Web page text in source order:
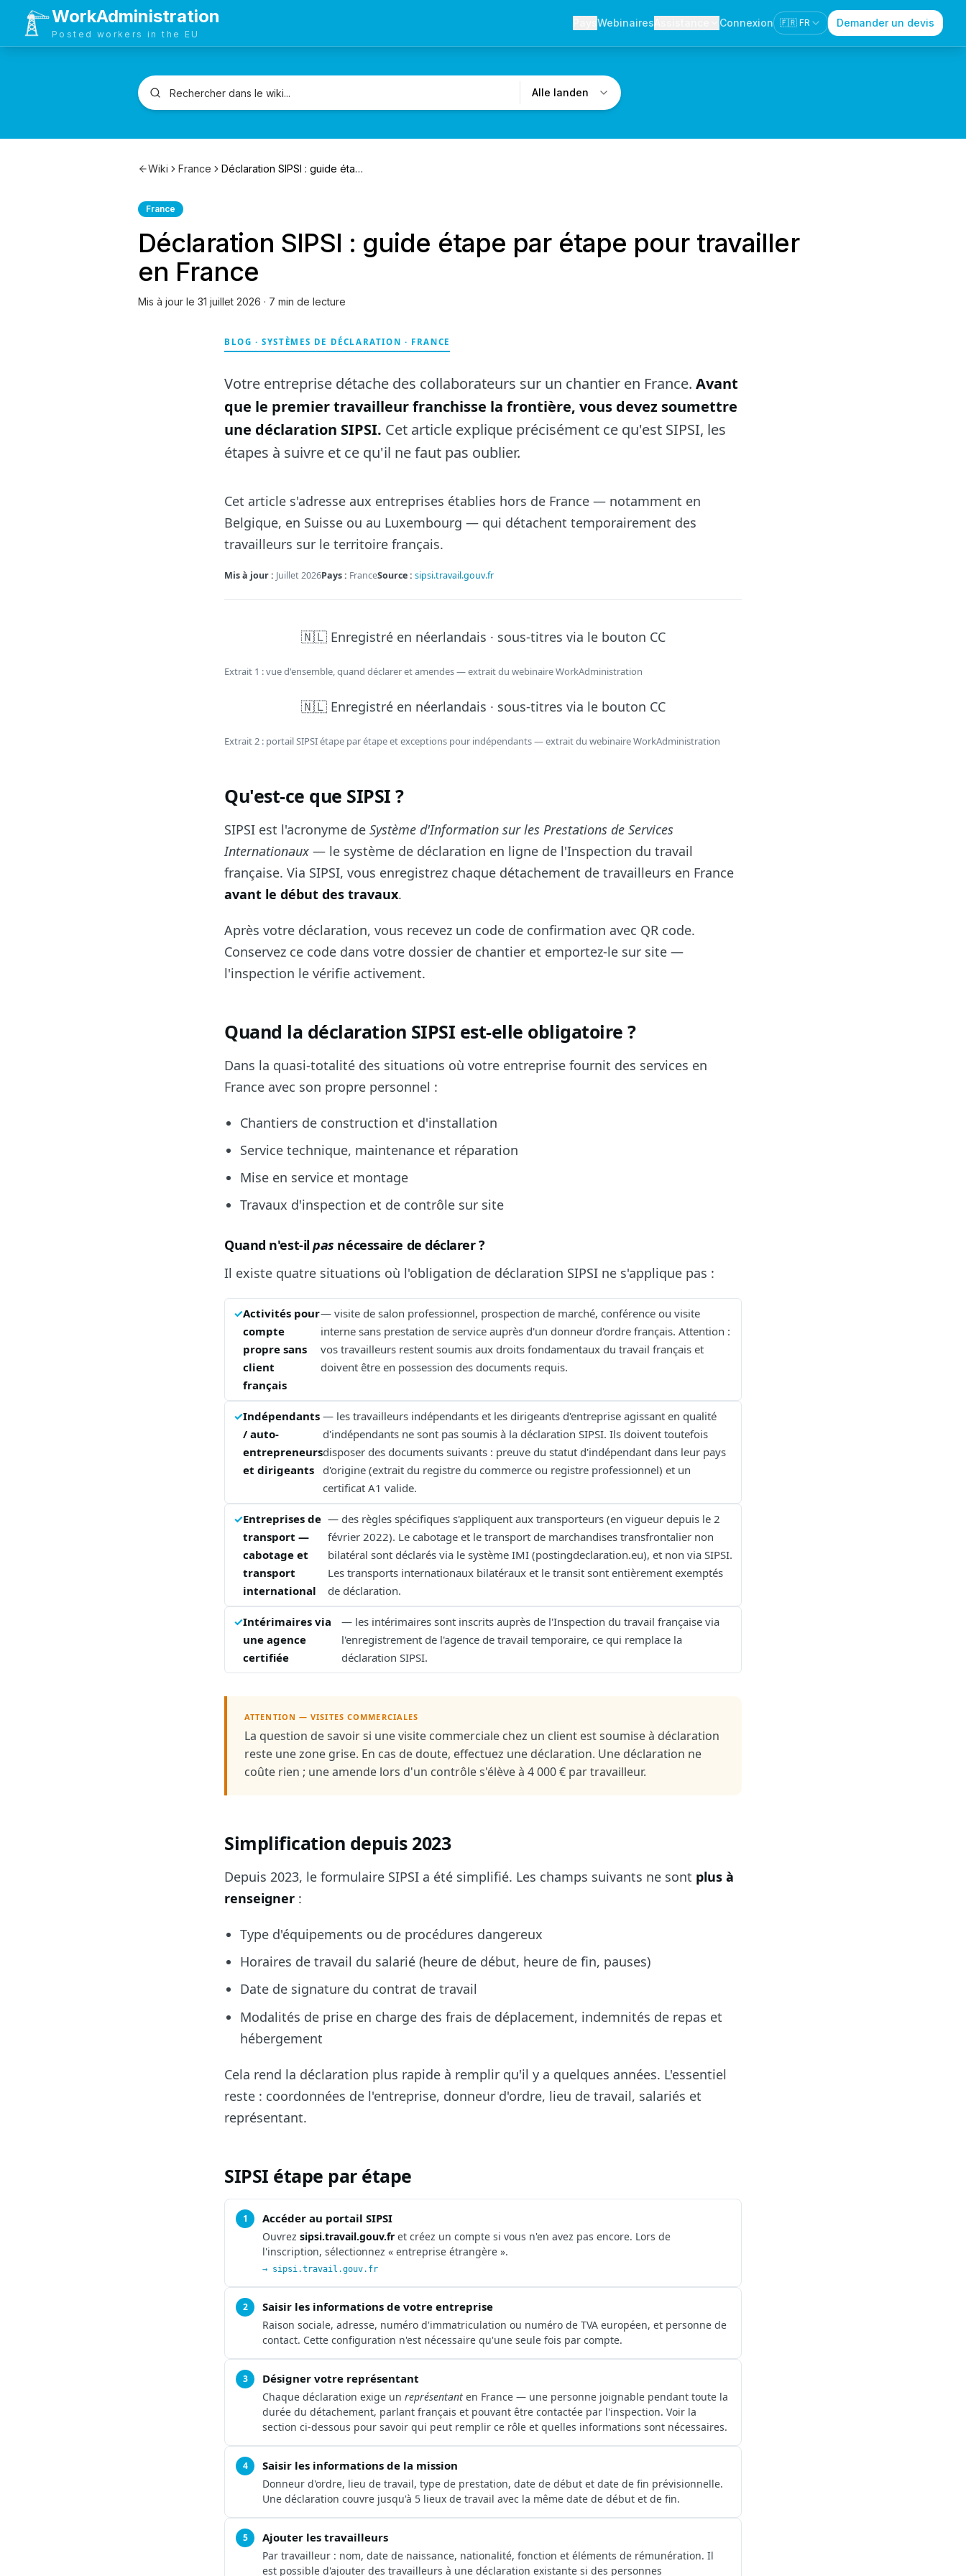
WorkAdministration
Posted workers in the EU
Webinaires Connexion 🇫🇷 FR Demander un devis
Alle landen
Wiki France Déclaration SIPSI : guide étape par étape pour travailler en France
France
Déclaration SIPSI : guide étape par étape pour travailler
en France
Mis à jour le 31 juillet 2026 · 7 min de lecture
BLOG · SYSTÈMES DE DÉCLARATION · FRANCE
Votre entreprise détache des collaborateurs sur un chantier en France. Avant
que le premier travailleur franchisse la frontière, vous devez soumettre
une déclaration SIPSI. Cet article explique précisément ce qu'est SIPSI, les
étapes à suivre et ce qu'il ne faut pas oublier.
Cet article s'adresse aux entreprises établies hors de France — notamment en
Belgique, en Suisse ou au Luxembourg — qui détachent temporairement des
travailleurs sur le territoire français.
Mis à jour : Juillet 2026Pays : FranceSource : sipsi.travail.gouv.fr
🇳🇱 Enregistré en néerlandais · sous-titres via le bouton CC
Extrait 1 : vue d'ensemble, quand déclarer et amendes — extrait du webinaire WorkAdministration
🇳🇱 Enregistré en néerlandais · sous-titres via le bouton CC
Extrait 2 : portail SIPSI étape par étape et exceptions pour indépendants — extrait du webinaire WorkAdministration
Qu'est-ce que SIPSI ?
SIPSI est l'acronyme de Système d'Information sur les Prestations de Services
Internationaux — le système de déclaration en ligne de l'Inspection du travail
française. Via SIPSI, vous enregistrez chaque détachement de travailleurs en France
avant le début des travaux.
Après votre déclaration, vous recevez un code de confirmation avec QR code.
Conservez ce code dans votre dossier de chantier et emportez-le sur site —
l'inspection le vérifie activement.
Quand la déclaration SIPSI est-elle obligatoire ?
Dans la quasi-totalité des situations où votre entreprise fournit des services en
France avec son propre personnel :
Chantiers de construction et d'installation
Service technique, maintenance et réparation
Mise en service et montage
Travaux d'inspection et de contrôle sur site
Quand n'est-ilpas nécessaire de déclarer ?
Il existe quatre situations où l'obligation de déclaration SIPSI ne s'applique pas :
Activités pour
compte
propre sans
client
français
— visite de salon professionnel, prospection de marché, conférence ou visite
interne sans prestation de service auprès d'un donneur d'ordre français. Attention :
vos travailleurs restent soumis aux droits fondamentaux du travail français et
doivent être en possession des documents requis.
Indépendants
/ auto-
entrepreneurs
et dirigeants
— les travailleurs indépendants et les dirigeants d'entreprise agissant en qualité
d'indépendants ne sont pas soumis à la déclaration SIPSI. Ils doivent toutefois
disposer des documents suivants : preuve du statut d'indépendant dans leur pays
d'origine (extrait du registre du commerce ou registre professionnel) et un
certificat A1 valide.
Entreprises de
transport —
cabotage et
transport
international
— des règles spécifiques s'appliquent aux transporteurs (en vigueur depuis le 2
février 2022). Le cabotage et le transport de marchandises transfrontalier non
bilatéral sont déclarés via le système IMI (postingdeclaration.eu), et non via SIPSI.
Les transports internationaux bilatéraux et le transit sont entièrement exemptés
de déclaration.
Intérimaires via
une agence
certifiée
— les intérimaires sont inscrits auprès de l'Inspection du travail française via
l'enregistrement de l'agence de travail temporaire, ce qui remplace la
déclaration SIPSI.
ATTENTION — VISITES COMMERCIALES
La question de savoir si une visite commerciale chez un client est soumise à déclaration
reste une zone grise. En cas de doute, effectuez une déclaration. Une déclaration ne
coûte rien ; une amende lors d'un contrôle s'élève à 4 000 € par travailleur.
Simplification depuis 2023
Depuis 2023, le formulaire SIPSI a été simplifié. Les champs suivants ne sont plus à
renseigner :
Type d'équipements ou de procédures dangereux
Horaires de travail du salarié (heure de début, heure de fin, pauses)
Date de signature du contrat de travail
Modalités de prise en charge des frais de déplacement, indemnités de repas et
hébergement
Cela rend la déclaration plus rapide à remplir qu'il y a quelques années. L'essentiel
reste : coordonnées de l'entreprise, donneur d'ordre, lieu de travail, salariés et
représentant.
SIPSI étape par étape
1 Accéder au portail SIPSI
Ouvrez sipsi.travail.gouv.fr et créez un compte si vous n'en avez pas encore. Lors de
l'inscription, sélectionnez « entreprise étrangère ».
→ sipsi.travail.gouv.fr
2 Saisir les informations de votre entreprise
Raison sociale, adresse, numéro d'immatriculation ou numéro de TVA européen, et personne de
contact. Cette configuration n'est nécessaire qu'une seule fois par compte.
3 Désigner votre représentant
Chaque déclaration exige un représentant en France — une personne joignable pendant toute la
durée du détachement, parlant français et pouvant être contactée par l'inspection. Voir la
section ci-dessous pour savoir qui peut remplir ce rôle et quelles informations sont nécessaires.
4 Saisir les informations de la mission
Donneur d'ordre, lieu de travail, type de prestation, date de début et date de fin prévisionnelle.
Une déclaration couvre jusqu'à 5 lieux de travail avec la même date de début et de fin.
5 Ajouter les travailleurs
Par travailleur : nom, date de naissance, nationalité, fonction et éléments de rémunération. Il
est possible d'ajouter des travailleurs à une déclaration existante si des personnes